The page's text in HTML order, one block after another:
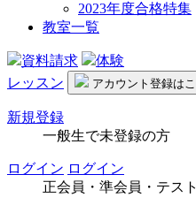
2023年度合格特集
教室一覧
資料請求
体験
レッスン
アカウント 登録は
新規登録
一般生で未登録の方
ログイン ログイン
正会員・準会員・テス